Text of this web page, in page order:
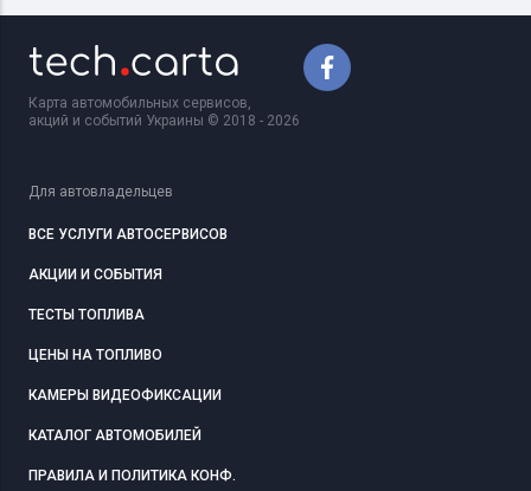
Карта автомобильных сервисов,
акций и событий Украины © 2018 - 2026
Для автовладельцев
ВСЕ УСЛУГИ АВТОСЕРВИСОВ
АКЦИИ И СОБЫТИЯ
ТЕСТЫ ТОПЛИВА
ЦЕНЫ НА ТОПЛИВО
КАМЕРЫ ВИДЕОФИКСАЦИИ
КАТАЛОГ АВТОМОБИЛЕЙ
ПРАВИЛА И ПОЛИТИКА КОНФ.